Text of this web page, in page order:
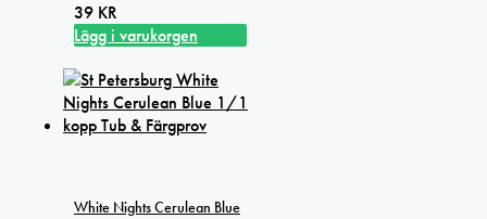
39 KR
Lägg i varukorgen
White Nights Cerulean Blue